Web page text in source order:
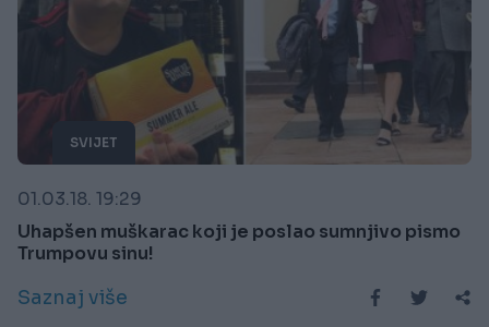
SVIJET
01.03.18. 19:29
Uhapšen muškarac koji je poslao sumnjivo pismo
Trumpovu sinu!
Saznaj više